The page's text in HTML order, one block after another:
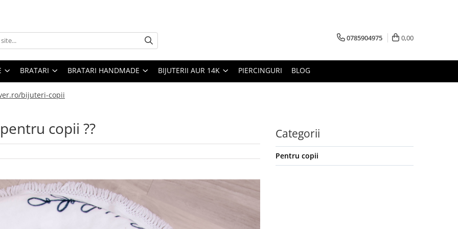
0785904975 0,00
BRATARI BRATARI HANDMADE BIJUTERII AUR 14K PIERCINGURI BLOG
bijuteri-copii
copii ?? Categorii
Pentru copii